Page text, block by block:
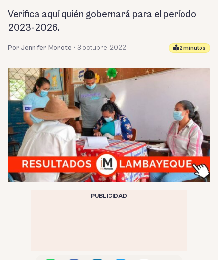
Verifica aquí quién gobernará para el período
2023-2026.
Por Jennifer Morote • 3 octubre, 2022 2 minutos
PUBLICIDAD